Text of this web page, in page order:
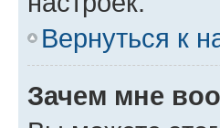
Вернуться к
Зачем мне